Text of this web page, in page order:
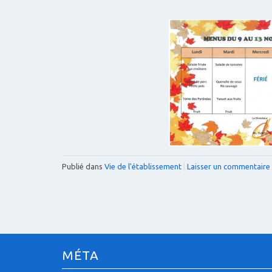
Publié dans Vie de l'établissement Laisser un commentaire
MÉTA